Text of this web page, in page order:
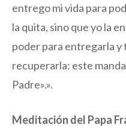
entrego mi vida para
la quita, sino que yo la
poder para entregarla y
recuperarla: este
Padre».».
Meditación del Papa